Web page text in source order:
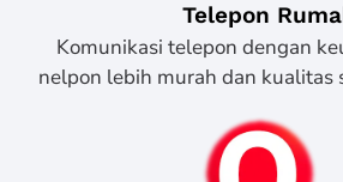
Telepon
Komunikasi telepon dengan
nelpon lebih murah dan kualitas